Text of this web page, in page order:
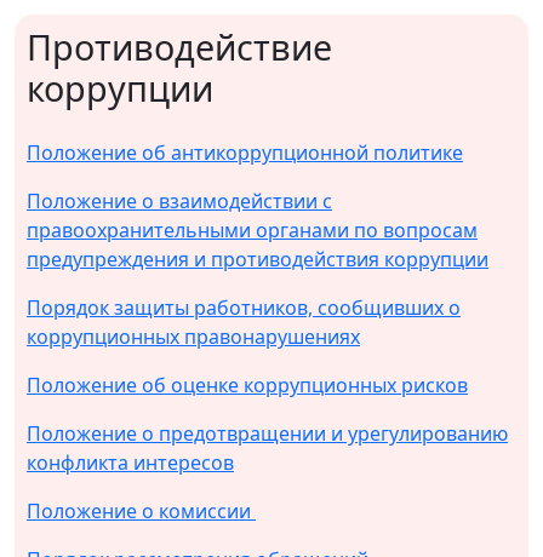
Противодействие
коррупции
Положение об антикоррупционной политике
Положение о взаимодействии с
правоохранительными органами по вопросам
предупреждения и противодействия коррупции
Порядок защиты работников, сообщивших о
коррупционных правонарушениях
Положение об оценке коррупционных рисков
Положение о предотвращении и урегулированию
конфликта интересов
Положение о комиссии